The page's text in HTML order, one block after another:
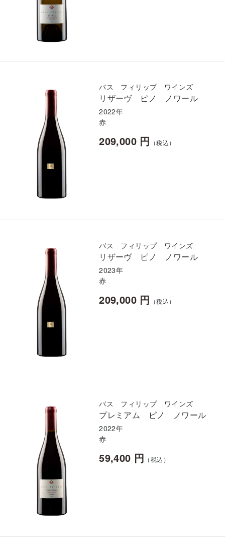
バス フィリップ ワインズ
リザーヴ ピノ ノワール
2022年
赤
209,000 円 （税込）
バス フィリップ ワインズ
リザーヴ ピノ ノワール
2023年
赤
209,000 円 （税込）
バス フィリップ ワインズ
プレミアム ピノ ノワール
2022年
赤
59,400 円 （税込）